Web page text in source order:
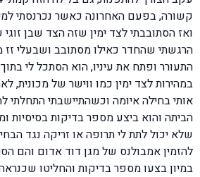
קשורה, בפעם האחרונה כאשר נכרנסתי
ואז הסתובבתי לצד ימין שזה הצד שבן
הרגשתי שהחדר כאילו מסתובב ושבעלי זז
התעורר ופתח את עיניו, הוא הסתכל לי
במהירות לצד ימין כמו ווישר של מכונית,
אותי בחילה איומה וכשהתיישבתי התחלתי
הביתה והוא ביצע מספר בדיקות בסיסיות
שלא יכול לתת לי תרופה או זריקה נגד
להזמין אמבולנס של מגן דוד אדום והם
במיון בצעו מספר בדיקות והחליטו